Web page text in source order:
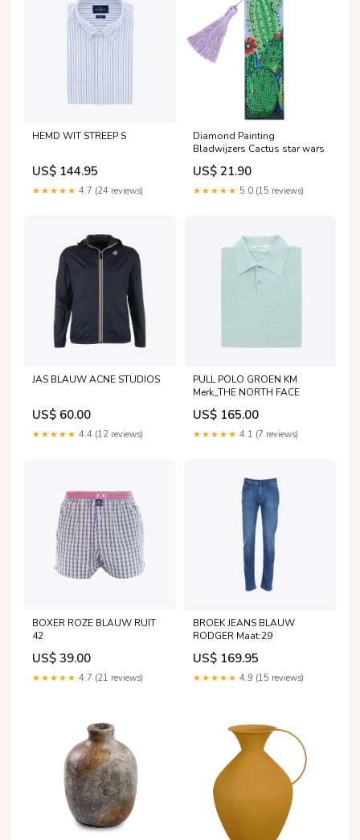
HEMD WIT STREEP S
US$ 144.95
★★★★★ 4.7 (24 reviews)
Diamond Painting
Bladwijzers Cactus star wars
US$ 21.90
★★★★★ 5.0 (15 reviews)
JAS BLAUW ACNE STUDIOS
US$ 60.00
★★★★★ 4.4 (12 reviews)
PULL POLO GROEN KM
Merk_THE NORTH FACE
US$ 165.00
★★★★★ 4.1 (7 reviews)
BOXER ROZE BLAUW RUIT
42
US$ 39.00
★★★★★ 4.7 (21 reviews)
BROEK JEANS BLAUW
RODGER Maat:29
US$ 169.95
★★★★★ 4.9 (15 reviews)